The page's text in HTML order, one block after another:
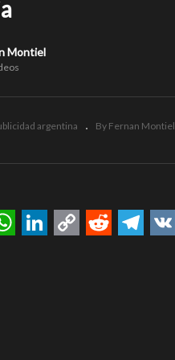
Montiel
argentina By Fernan Montiel